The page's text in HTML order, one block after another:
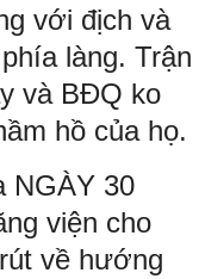
với địch và
làng. Trận
và BĐQ ko
hồ của họ.
NGÀY 30
viện cho
về hướng